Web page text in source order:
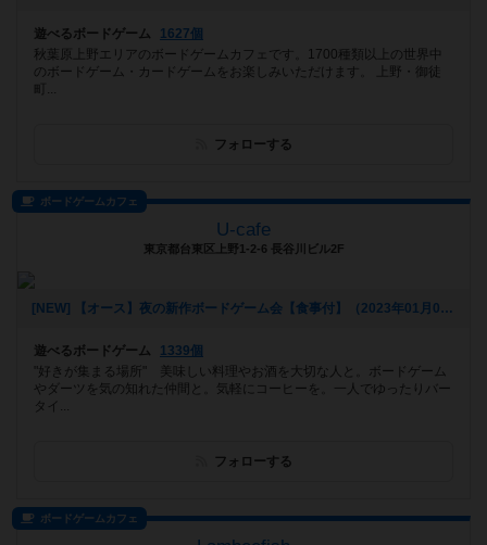
遊べるボードゲーム
1627個
秋葉原上野エリアのボードゲームカフェです。1700種類以上の世界中
のボードゲーム・カードゲームをお楽しみいただけます。 上野・御徒
町...
フォローする
ボードゲームカフェ
U-cafe
東京都台東区上野1-2-6 長谷川ビル2F
[NEW] 【オース】夜の新作ボードゲーム会【食事付】（2023年01月09日 20時31分）
遊べるボードゲーム
1339個
"好きが集まる場所" 美味しい料理やお酒を大切な人と。ボードゲーム
やダーツを気の知れた仲間と。気軽にコーヒーを。一人でゆったりバー
タイ...
フォローする
ボードゲームカフェ